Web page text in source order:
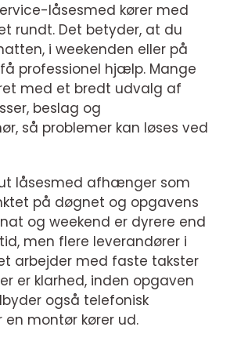
låsesmed kører med
rundt. Det betyder, at du
i weekenden eller på
professionel hjælp. Mange
med et bredt udvalg af
beslag og
så problemer kan løses ved
låsesmed afhænger som
på døgnet og opgavens
og weekend er dyrere end
men flere leverandører i
arbejder med faste takster
er klarhed, inden opgaven
også telefonisk
en montør kører ud.